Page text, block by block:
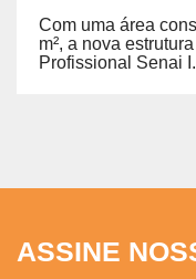
Com uma área
m², a nova
Profissional Senai
ASSINE